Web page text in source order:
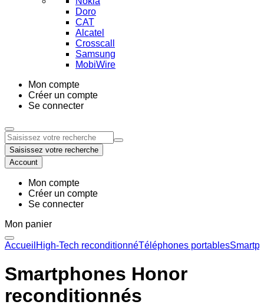
Doro
CAT
Alcatel
Crosscall
Samsung
MobiWire
Mon compte
Créer un compte
Se connecter
Saisissez votre recherche
Account
Mon compte
Créer un compte
Se connecter
Mon panier
Accueil High-Tech reconditionnéTéléphones portables
Smartphones Honor
reconditionnés